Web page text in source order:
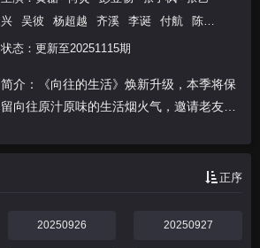
兴
吴彼 杨超越 齐溪 李诞 付航
陈
赫
谭松韵 高瀚宇 马嘉祺
状态：更新至20251115期
简介：《向往的生活》焕新升级，本季将保
留向往原汁原味的生活烟火气，邀请老友新
时将原来种玉米等农业主线升级为黄磊和何
炅坚持了20年的事情上——戏剧，来到乌镇
正序
20250926 20250927